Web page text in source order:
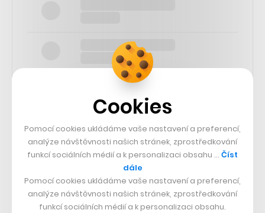
SLEDUJTE NÁS
25k
Cookies
Pomocí cookies ukládáme vaše nastavení a preferencí,
analýze návštěvnosti našich stránek, zprostředkování
funkcí sociálních médií a k personalizaci obsahu … Číst
dále
Pomocí cookies ukládáme vaše nastavení a preferencí,
analýze návštěvnosti našich stránek, zprostředkování
funkcí sociálních médií a k personalizaci obsahu.